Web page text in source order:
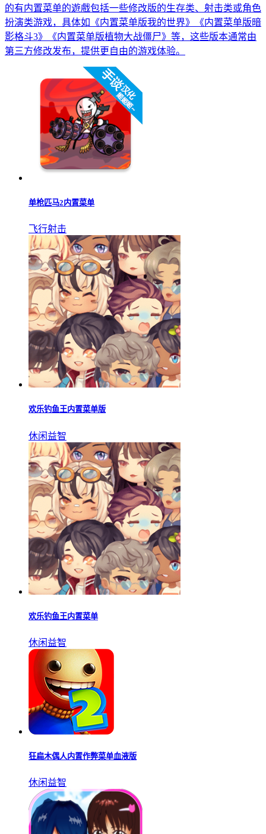
的有内置菜单的遊戲包括一些修改版的生存类、射击类或角色
扮演类游戏，具体如《内置菜单版我的世界》《内置菜单版暗
影格斗3》《内置菜单版植物大战僵尸》等，这些版本通常由
第三方修改发布，提供更自由的游戏体验。
单枪匹马2内置菜单
飞行射击
欢乐钓鱼王内置菜单版
休闲益智
欢乐钓鱼王内置菜单
休闲益智
狂扁木偶人内置作弊菜单血液版
休闲益智